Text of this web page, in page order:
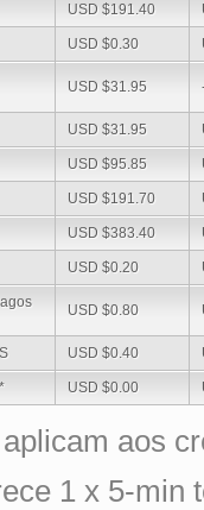
USD $191.40
USD $0.30
USD $31.95
USD $31.95
USD $95.85
USD $191.70
USD $383.40
USD $0.20
USD $0.80
USD $0.40
USD $0.00
aos
1 x 5-min